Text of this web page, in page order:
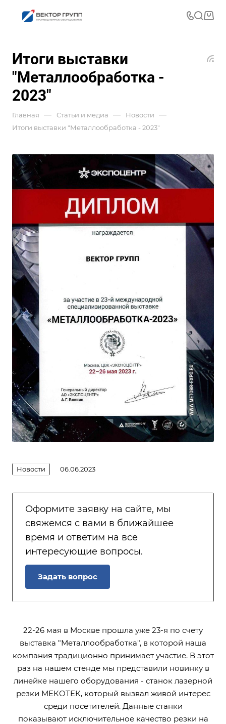
Итоги выставки
"Металлообработка -
2023"
Главная — Статьи и медиа — Новости —
Итоги выставки "Металлообработка - 2023"
Новости 06.06.2023
Оформите заявку на сайте, мы
свяжемся с вами в ближайшее
время и ответим на все
интересующие вопросы.
Задать вопрос
22-26 мая в Москве прошла уже 23-я по счету
выставка "Металлообработка", в которой наша
компания традиционно принимает участие. В этот
раз на нашем стенде мы представили новинку в
линейке нашего оборудования - станок лазерной
резки МЕКОТЕК, который вызвал живой интерес
среди посетителей. Данные станки
показывают исключительное качество резки на